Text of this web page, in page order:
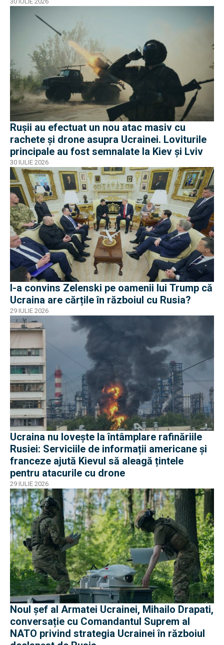
Rușii au efectuat un nou atac masiv cu
rachete și drone asupra Ucrainei. Loviturile
principale au fost semnalate la Kiev și Lviv
30 IULIE 2026
I-a convins Zelenski pe oamenii lui Trump că
Ucraina are cărțile în războiul cu Rusia?
29 IULIE 2026
Ucraina nu lovește la întâmplare rafinăriile
Rusiei: Serviciile de informații americane și
franceze ajută Kievul să aleagă țintele
pentru atacurile cu drone
29 IULIE 2026
Noul șef al Armatei Ucrainei, Mihailo Drapati,
conversație cu Comandantul Suprem al
NATO privind strategia Ucrainei în războiul